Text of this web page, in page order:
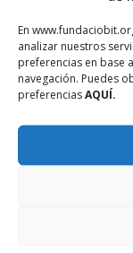
En
analizar nuestros
preferencias en base
navegación. Puedes
preferenciasAQUÍ.
EMPI
SANITAT